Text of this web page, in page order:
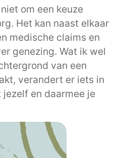
om een keuze
Het kan naast elkaar
medische claims en
genezing. Wat ik wel
van een
verandert er iets in
en daarmee je